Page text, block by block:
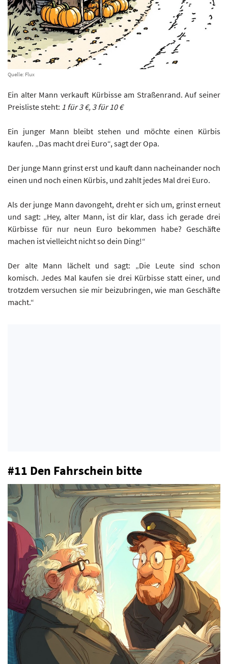
Quelle: Flux
Ein alter Mann verkauft Kürbisse am Straßenrand. Auf seiner
Preisliste steht: 1 für 3 €, 3 für 10 €
Ein junger Mann bleibt stehen und möchte einen Kürbis
kaufen. „Das macht drei Euro“, sagt der Opa.
Der junge Mann grinst erst und kauft dann nacheinander noch
einen und noch einen Kürbis, und zahlt jedes Mal drei Euro.
Als der junge Mann davongeht, dreht er sich um, grinst erneut
und sagt: „Hey, alter Mann, ist dir klar, dass ich gerade drei
Kürbisse für nur neun Euro bekommen habe? Geschäfte
machen ist vielleicht nicht so dein Ding!“
Der alte Mann lächelt und sagt: „Die Leute sind schon
komisch. Jedes Mal kaufen sie drei Kürbisse statt einer, und
trotzdem versuchen sie mir beizubringen, wie man Geschäfte
macht.“
#11 Den Fahrschein bitte